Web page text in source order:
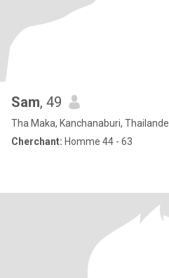
Sam, 49
Tha Maka, Kanchanaburi, Thailande
Cherchant: Homme 44 - 63